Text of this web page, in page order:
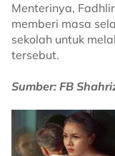
Menterinya,
memberi masa
sekolah untuk
tersebut.
Sumber: FB